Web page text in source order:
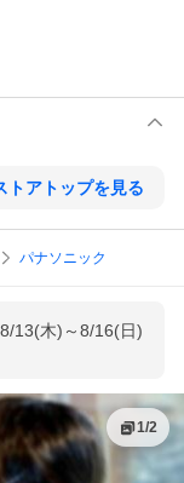
トアトップを見る
パナソニック
13(木)～8/16(日)
1/2